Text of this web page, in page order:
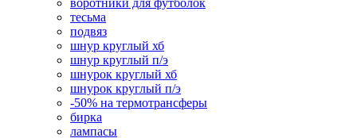
воротники для футболок
тесьма
подвяз
шнур круглый хб
шнур круглый п/э
шнурок круглый хб
шнурок круглый п/э
-50% на термотрансферы
бирка
лампасы